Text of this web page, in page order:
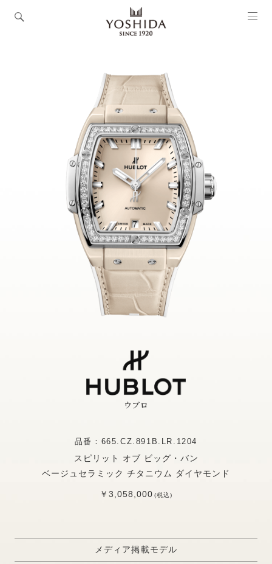
ウブロ
品番：665.CZ.891B.LR.1204
スピリット オブ ビッグ・バン
ベージュセラミック チタニウム ダイヤモンド
￥3,058,000(税込)
メディア掲載モデル